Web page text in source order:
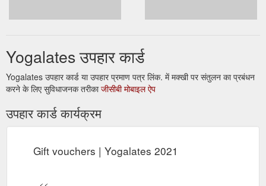
Yogalates उपहार कार्ड
Yogalates उपहार कार्ड या उपहार प्रमाण पत्र लिंक. में मक्खी पर संतुलन का प्रबंधन
करने के लिए सुविधाजनक तरीकाजीसीबी मोबाइल ऐप
उपहार कार्ड कार्यक्रम
Gift vouchers | Yogalates 2021